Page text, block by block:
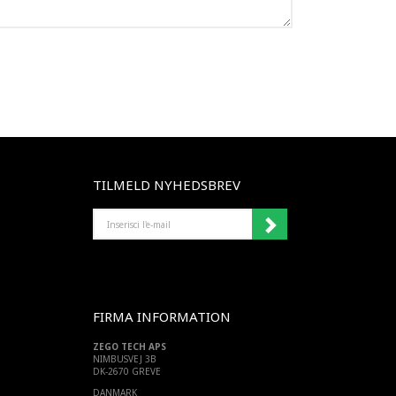
TILMELD NYHEDSBREV
MAIL
FIRMA INFORMATION
ZEGO TECH APS
NIMBUSVEJ 3B
DK-2670 GREVE
DANMARK